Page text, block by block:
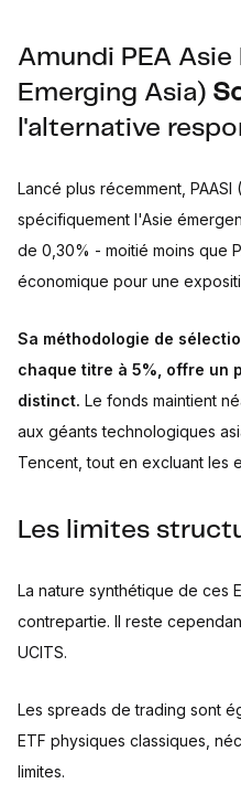
Amundi PEA
Emerging Asia)
l'alternative
Lancé plus récemment, PAASI
spécifiquement l'Asie
de 0,30% - moitié moins que
économique pour une
Sa méthodologie de
chaque titre à 5%, offre un
distinct. Le fonds maintient
aux géants technologiques
Tencent, tout en excluant les
Les limites
La nature synthétique de ces
contrepartie. Il reste
UCITS.
Les spreads de trading sont
ETF physiques classiques,
limites.